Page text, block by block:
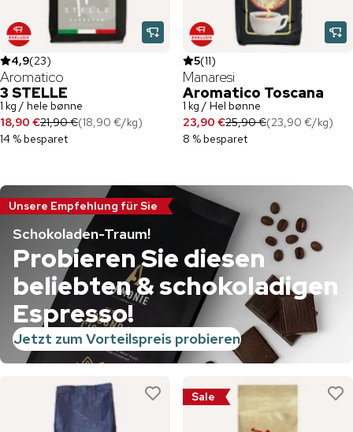
4,9(23)
Aromatico
3 STELLE
1 kg / hele bønne
18,90 €21,90 €(18,90 €/kg)
14 % besparet
5(11)
Manaresi
Aromatico Toscana
1 kg / Hel bønne
23,90 €25,90 €(23,90 €/kg)
8 % besparet
Unsere Empfehlung für Sie
Schokoladen-Traum!
Probieren Sie diesen
beliebten & schokoladigen
Espresso!
Jetzt zum Vorteilspreis probieren
Sale